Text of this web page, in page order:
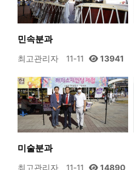
민속분과
최고관리자 11-11 13941
미술분과
최고관리자 11-11 14890